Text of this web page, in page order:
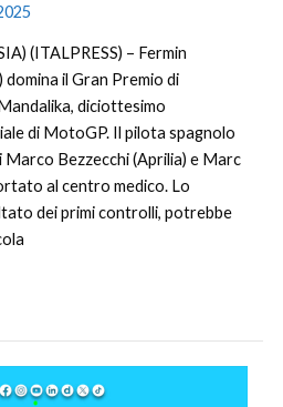
(ITALPRESS) – Fermin
il Gran Premio di
diciottesimo
di MotoGP. Il pilota spagnolo
Bezzecchi (Aprilia) e Marc
al centro medico. Lo
dei primi controlli, potrebbe